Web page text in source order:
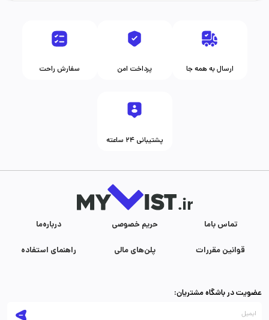
سفارش راحت پرداخت امن ارسال به همه جا
پشتیبانی ۲۴ ساعته
درباره‌ما حریم خصوصی تماس با‌ما
راهنمای استفاده پلن‌های مالی قوانین مقررات
عضویت در باشگاه مشتریان: